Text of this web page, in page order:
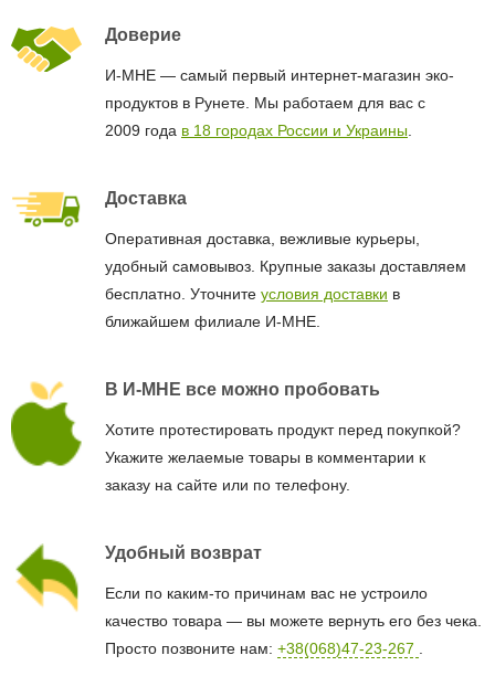
Доверие
И-МНЕ — самый первый интернет-магазин эко-
продуктов в Рунете. Мы работаем для вас с
2009 года в 18 городах России и Украины
Доставка
Оперативная доставка, вежливые курьеры,
удобный самовывоз. Крупные заказы доставляем
бесплатно. Уточните условия доставки в
ближайшем филиале И-МНЕ.
В И-МНЕ все можно пробовать
Хотите протестировать продукт перед покупкой?
Укажите желаемые товары в комментарии к
заказу на сайте или по телефону.
Удобный возврат
Если по каким-то причинам вас не устроило
качество товара — вы можете вернуть его без чека.
Просто позвоните нам: +38(068)47-23-267